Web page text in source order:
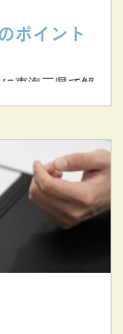
ポイント
東海三県で解